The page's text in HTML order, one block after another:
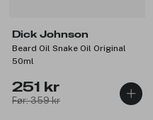
Dick Johnson
Beard Oil Snake Oil Original
50ml
251 kr
Før: 359 kr